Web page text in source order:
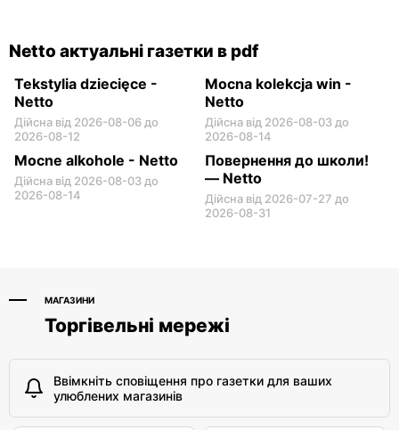
Netto актуальні газетки в pdf
Tekstylia dziecięce -
Netto
Дійсна від 2026-08-06 до
2026-08-12
Mocna kolekcja win -
Netto
Дійсна від 2026-08-03 до
2026-08-14
Mocne alkohole - Netto
Дійсна від 2026-08-03 до
2026-08-14
Повернення до школи!
— Netto
Дійсна від 2026-07-27 до
2026-08-31
МАГАЗИНИ
Торгівельні мережі
Ввімкніть сповіщення про газетки для ваших
улюблених магазинів